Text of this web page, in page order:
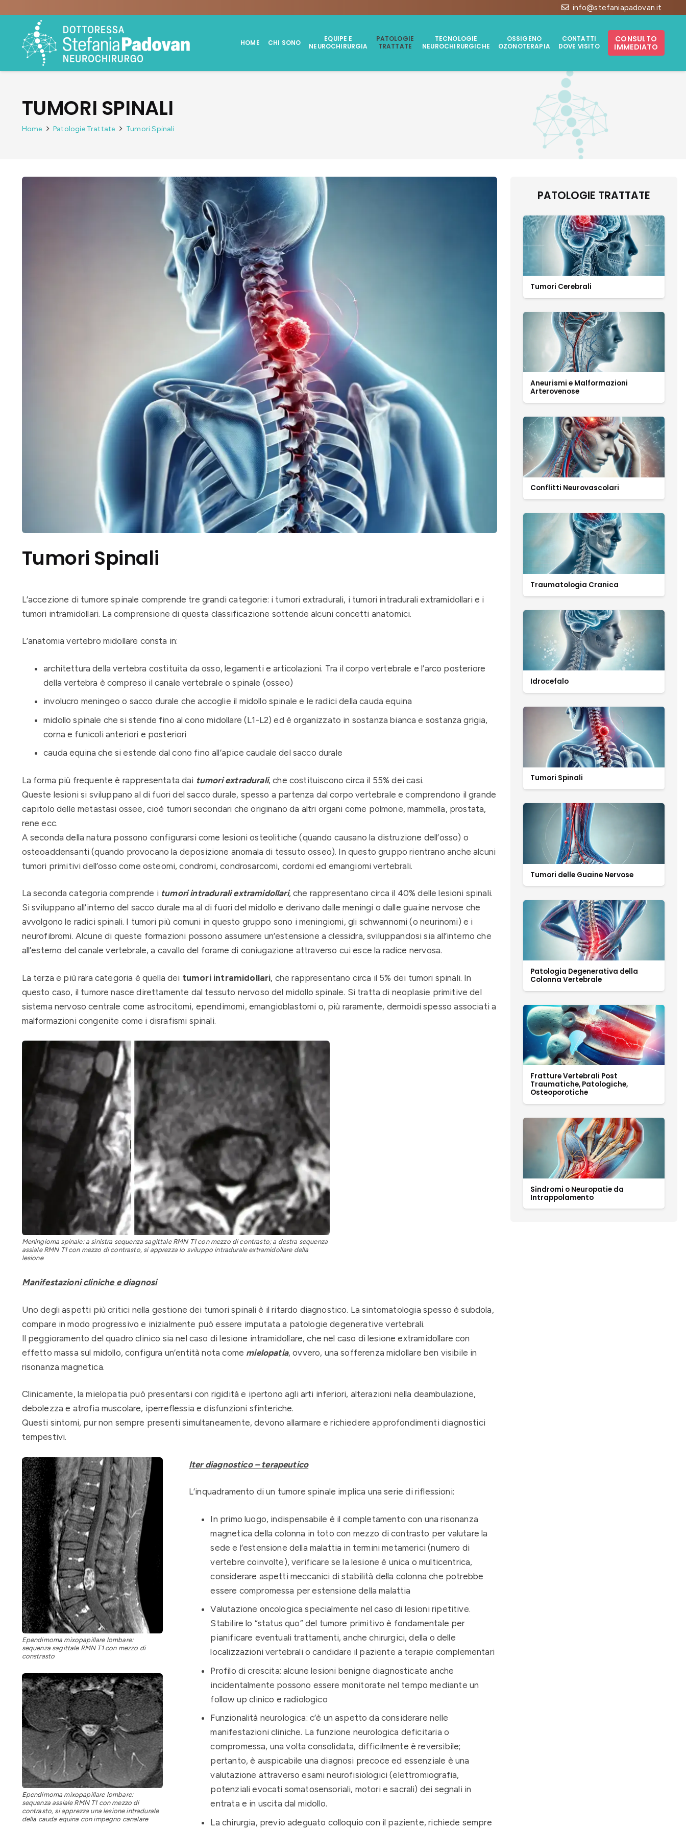
info@stefaniapadovan.it
HOME CHI SONO
EQUIPE E
NEUROCHIRURGIA
PATOLOGIE
TRATTATE
TECNOLOGIE
NEUROCHIRURGICHE
OSSIGENO
OZONOTERAPIA
CONTATTI
DOVE VISITO
CONSULTO
IMMEDIATO
TUMORI SPINALI
Home Patologie Trattate Tumori Spinali
Tumori Spinali
L’accezione di tumore spinale comprende tre grandi categorie: i tumori extradurali, i tumori intradurali extramidollari e i
tumori intramidollari. La comprensione di questa classificazione sottende alcuni concetti anatomici.
L’anatomia vertebro midollare consta in:
architettura della vertebra costituita da osso, legamenti e articolazioni. Tra il corpo vertebrale e l’arco posteriore
della vertebra è compreso il canale vertebrale o spinale (osseo)
involucro meningeo o sacco durale che accoglie il midollo spinale e le radici della cauda equina
midollo spinale che si stende fino al cono midollare (L1-L2) ed è organizzato in sostanza bianca e sostanza grigia,
corna e funicoli anteriori e posteriori
cauda equina che si estende dal cono fino all’apice caudale del sacco durale
La forma più frequente è rappresentata dai tumori extradurali, che costituiscono circa il 55% dei casi.
Queste lesioni si sviluppano al di fuori del sacco durale, spesso a partenza dal corpo vertebrale e comprendono il grande
capitolo delle metastasi ossee, cioè tumori secondari che originano da altri organi come polmone, mammella, prostata,
rene ecc.
A seconda della natura possono configurarsi come lesioni osteolitiche (quando causano la distruzione dell’osso) o
osteoaddensanti (quando provocano la deposizione anomala di tessuto osseo). In questo gruppo rientrano anche alcuni
tumori primitivi dell’osso come osteomi, condromi, condrosarcomi, cordomi ed emangiomi vertebrali.
La seconda categoria comprende i tumori intradurali extramidollari, che rappresentano circa il 40% delle lesioni spinali.
Si sviluppano all’interno del sacco durale ma al di fuori del midollo e derivano dalle meningi o dalle guaine nervose che
avvolgono le radici spinali. I tumori più comuni in questo gruppo sono i meningiomi, gli schwannomi (o neurinomi) e i
neurofibromi. Alcune di queste formazioni possono assumere un’estensione a clessidra, sviluppandosi sia all’interno che
all’esterno del canale vertebrale, a cavallo del forame di coniugazione attraverso cui esce la radice nervosa.
La terza e più rara categoria è quella dei tumori intramidollari, che rappresentano circa il 5% dei tumori spinali. In
questo caso, il tumore nasce direttamente dal tessuto nervoso del midollo spinale. Si tratta di neoplasie primitive del
sistema nervoso centrale come astrocitomi, ependimomi, emangioblastomi o, più raramente, dermoidi spesso associati a
malformazioni congenite come i disrafismi spinali.
Meningioma spinale: a sinistra sequenza sagittale RMN T1 con mezzo di contrasto; a destra sequenza
assiale RMN T1 con mezzo di contrasto, si apprezza lo sviluppo intradurale extramidollare della
lesione
Manifestazioni cliniche e diagnosi
Uno degli aspetti più critici nella gestione dei tumori spinali è il ritardo diagnostico. La sintomatologia spesso è subdola,
compare in modo progressivo e inizialmente può essere imputata a patologie degenerative vertebrali.
Il peggioramento del quadro clinico sia nel caso di lesione intramidollare, che nel caso di lesione extramidollare con
effetto massa sul midollo, configura un’entità nota come mielopatia, ovvero, una sofferenza midollare ben visibile in
risonanza magnetica.
Clinicamente, la mielopatia può presentarsi con rigidità e ipertono agli arti inferiori, alterazioni nella deambulazione,
debolezza e atrofia muscolare, iperreflessia e disfunzioni sfinteriche.
Questi sintomi, pur non sempre presenti simultaneamente, devono allarmare e richiedere approfondimenti diagnostici
tempestivi.
Ependimoma mixopapillare lombare:
sequenza sagittale RMN T1 con mezzo di
constrasto
Ependimoma mixopapillare lombare:
sequenza assiale RMN T1 con mezzo di
contrasto, si apprezza una lesione intradurale
della cauda equina con impegno canalare
Iter diagnostico – terapeutico
L’inquadramento di un tumore spinale implica una serie di riflessioni:
In primo luogo, indispensabile è il completamento con una risonanza
magnetica della colonna in toto con mezzo di contrasto per valutare la
sede e l’estensione della malattia in termini metamerici (numero di
vertebre coinvolte), verificare se la lesione è unica o multicentrica,
considerare aspetti meccanici di stabilità della colonna che potrebbe
essere compromessa per estensione della malattia
Valutazione oncologica specialmente nel caso di lesioni ripetitive.
Stabilire lo “status quo” del tumore primitivo è fondamentale per
pianificare eventuali trattamenti, anche chirurgici, della o delle
localizzazioni vertebrali o candidare il paziente a terapie complementari
Profilo di crescita: alcune lesioni benigne diagnosticate anche
incidentalmente possono essere monitorate nel tempo mediante un
follow up clinico e radiologico
Funzionalità neurologica: c’è un aspetto da considerare nelle
manifestazioni cliniche. La funzione neurologica deficitaria o
compromessa, una volta consolidata, difficilmente è reversibile;
pertanto, è auspicabile una diagnosi precoce ed essenziale è una
valutazione attraverso esami neurofisiologici (elettromiografia,
potenziali evocati somatosensoriali, motori e sacrali) dei segnali in
entrata e in uscita dal midollo.
La chirurgia, previo adeguato colloquio con il paziente, richiede sempre
PATOLOGIE TRATTATE
Tumori Cerebrali
Aneurismi e Malformazioni
Arterovenose
Conflitti Neurovascolari
Traumatologia Cranica
Idrocefalo
Tumori Spinali
Tumori delle Guaine Nervose
Patologia Degenerativa della
Colonna Vertebrale
Fratture Vertebrali Post
Traumatiche, Patologiche,
Osteoporotiche
Sindromi o Neuropatie da
Intrappolamento